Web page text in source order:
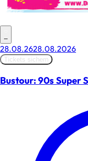
–
28.08.2628.08.2026
Tickets sichern
Bustour: 90s Super